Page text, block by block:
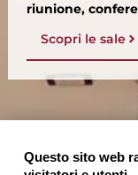
riunione,
Scopri le sale
Questo sito web